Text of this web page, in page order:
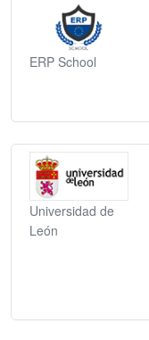
ERP School
Universidad de
León